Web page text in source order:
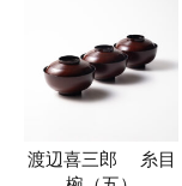
渡辺喜三郎 糸目